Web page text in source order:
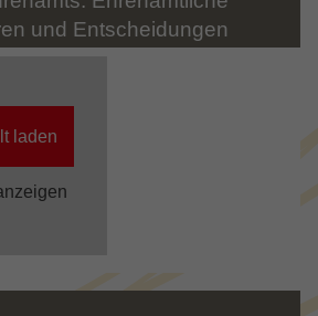
und Entscheidungen
laden